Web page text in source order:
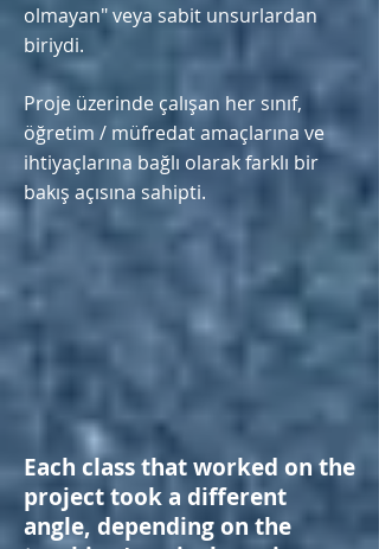
olmayan" veya sabit unsurlardan
biriydi.
Proje üzerinde çalışan her sınıf,
öğretim / müfredat amaçlarına ve
ihtiyaçlarına bağlı olarak farklı bir
bakış açısına sahipti.
Each class that worked on the
project took a different
angle, depending on the